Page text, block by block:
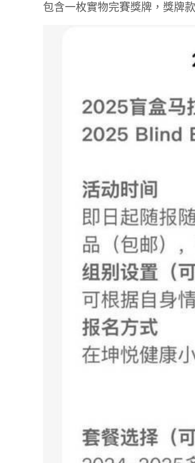
包含一枚實物完賽獎牌，獎牌